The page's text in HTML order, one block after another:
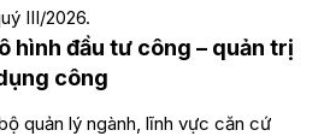
III/2026.
hình đầu tư công – quản trị
công
quản lý ngành, lĩnh vực căn cứ